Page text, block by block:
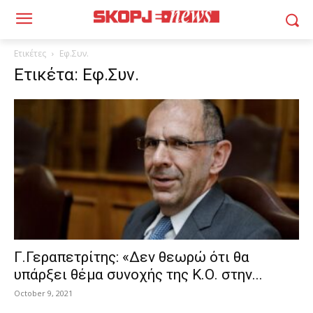
Ετικέτες Εφ.Συν.
Ετικέτα: Εφ.Συν.
Γ.Γεραπετρίτης: «Δεν θεωρώ ότι θα
υπάρξει θέμα συνοχής της Κ.Ο. στην...
October 9, 2021